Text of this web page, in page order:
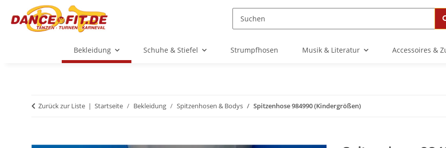
Bekleidung Schuhe & Stiefel Strumpfhosen Musik & Literatur Accessoires &
Zurück zur Liste Startseite Bekleidung Spitzenhosen & Bodys Spitzenhose 984990 (Kindergrößen)